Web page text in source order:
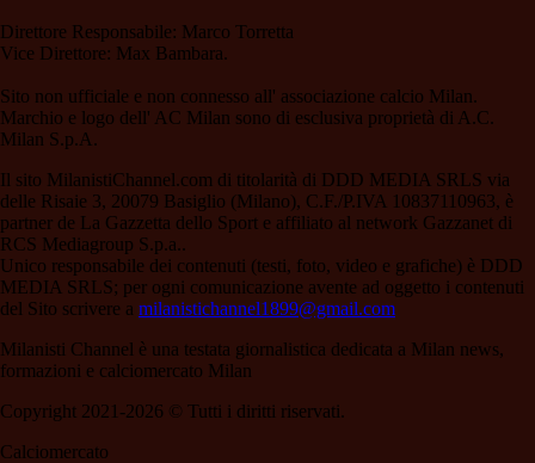
Direttore Responsabile: Marco Torretta
Vice Direttore: Max Bambara.
Sito non ufficiale e non connesso all' associazione calcio Milan.
Marchio e logo dell' AC Milan sono di esclusiva proprietà di A.C.
Milan S.p.A.
Il sito MilanistiChannel.com di titolarità di DDD MEDIA SRLS via
delle Risaie 3, 20079 Basiglio (Milano), C.F./P.IVA 10837110963, è
partner de La Gazzetta dello Sport e affiliato al network Gazzanet di
RCS Mediagroup S.p.a..
Unico responsabile dei contenuti (testi, foto, video e grafiche) è DDD
MEDIA SRLS; per ogni comunicazione avente ad oggetto i contenuti
del Sito scrivere a milanistichannel1899@gmail.com
Milanisti Channel è una testata giornalistica dedicata a Milan news,
formazioni e calciomercato Milan
Copyright 2021-2026 © Tutti i diritti riservati.
Calciomercato